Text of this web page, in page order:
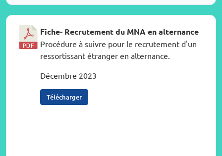
Fiche- Recrutement du MNA en alternance
Procédure à suivre pour le recrutement d'un
ressortissant étranger en alternance.
Décembre 2023
Télécharger